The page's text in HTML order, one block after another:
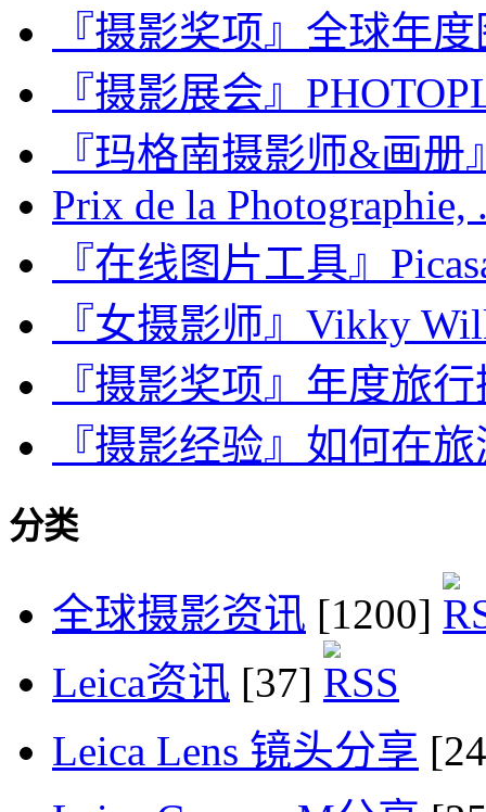
『摄影奖项』全球年
『摄影展会』
『玛格南摄影师&画册
Prix de la Photographie,
『在线图片工具』
『女摄影师』Vikky
『摄影奖项』年度旅
『摄影经验』如何在
分类
全球摄影资讯 [1200]
Leica资讯 [37]
Leica Lens 镜头分享